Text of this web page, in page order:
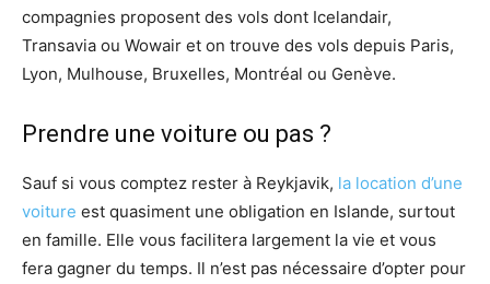
compagnies proposent des vols dont Icelandair,
Transavia ou Wowair et on trouve des vols depuis Paris,
Lyon, Mulhouse, Bruxelles, Montréal ou Genève.
Prendre une voiture ou pas ?
Sauf si vous comptez rester à Reykjavik, la location d’une
voiture est quasiment une obligation en Islande, surtout
en famille. Elle vous facilitera largement la vie et vous
fera gagner du temps. Il n’est pas nécessaire d’opter pour